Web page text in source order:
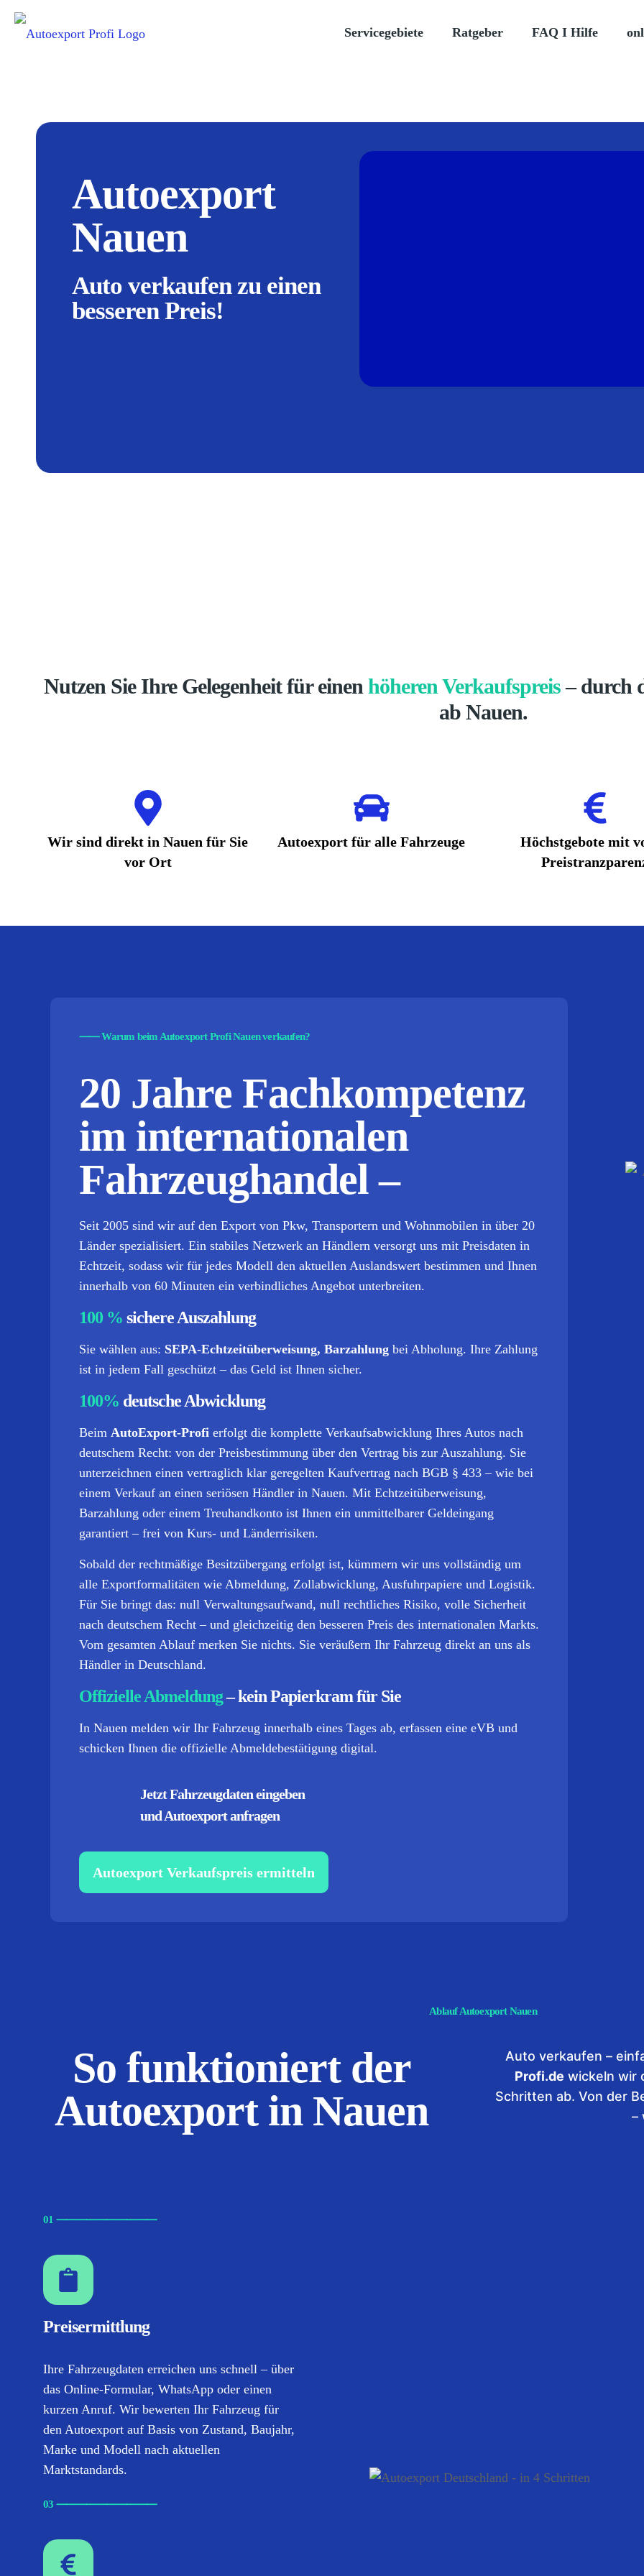
Servicegebiete Ratgeber FAQ I Hilfe
Autoexport
Nauen
Auto verkaufen zu einen
besseren Preis!
Nutzen Sie Ihre Gelegenheit für einen höheren Verkaufspreis– durch
ab Nauen.
Wir sind direkt in Nauen für Sie
vor Ort
Autoexport für alle Fahrzeuge
Höchstgebote mit
⸺Warum beim Autoexport Profi Nauen verkaufen?
20 Jahre Fachkompetenz
im internationalen
Fahrzeughandel –
Seit 2005 sind wir auf den Export von Pkw, Transportern und Wohnmobilen in über 20
Länder spezialisiert. Ein stabiles Netzwerk an Händlern versorgt uns mit Preisdaten in
Echtzeit, sodass wir für jedes Modell den aktuellen Auslandswert bestimmen und Ihnen
innerhalb von 60 Minuten ein verbindliches Angebot unterbreiten.
100 % sichere Auszahlung
Sie wählen aus: SEPA-Echtzeitüberweisung, Barzahlung bei Abholung. Ihre Zahlung
ist in jedem Fall geschützt – das Geld ist Ihnen sicher.
100% deutsche Abwicklung
Beim AutoExport-Profi erfolgt die komplette Verkaufsabwicklung Ihres Autos nach
deutschem Recht: von der Preisbestimmung über den Vertrag bis zur Auszahlung. Sie
unterzeichnen einen vertraglich klar geregelten Kaufvertrag nach BGB § 433 – wie bei
einem Verkauf an einen seriösen Händler in Nauen. Mit Echtzeitüberweisung,
Barzahlung oder einem Treuhandkonto ist Ihnen ein unmittelbarer Geldeingang
garantiert – frei von Kurs- und Länderrisiken.
Sobald der rechtmäßige Besitzübergang erfolgt ist, kümmern wir uns vollständig um
alle Exportformalitäten wie Abmeldung, Zollabwicklung, Ausfuhrpapiere und Logistik.
Für Sie bringt das: null Verwaltungsaufwand, null rechtliches Risiko, volle Sicherheit
nach deutschem Recht – und gleichzeitig den besseren Preis des internationalen Markts.
Vom gesamten Ablauf merken Sie nichts. Sie veräußern Ihr Fahrzeug direkt an uns als
Händler in Deutschland.
Offizielle Abmeldung– kein Papierkram für Sie
In Nauen melden wir Ihr Fahrzeug innerhalb eines Tages ab, erfassen eine eVB und
schicken Ihnen die offizielle Abmeldebestätigung digital.
Jetzt Fahrzeugdaten eingeben
und Autoexport anfragen
Autoexport Verkaufspreis ermitteln
Ablauf Autoexport Nauen
So funktioniert der
Autoexport in Nauen
Auto verkaufen –
Profi.de wickeln wir
Schritten ab. Von der
–
01 ⸺⸺⸺⸺⸺
Preisermittlung
Ihre Fahrzeugdaten erreichen uns schnell – über
das Online-Formular, WhatsApp oder einen
kurzen Anruf. Wir bewerten Ihr Fahrzeug für
den Autoexport auf Basis von Zustand, Baujahr,
Marke und Modell nach aktuellen
Marktstandards.
03 ⸺⸺⸺⸺⸺